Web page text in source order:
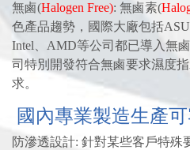
無鹵(Halogen Free): 無鹵素(
色產品趨勢，國際大廠包括
Intel、AMD等公司都已導入無
司特別開發符合無鹵要求濕度
求。
國內專業製造生產
防滲透設計: 針對某些客戶特殊